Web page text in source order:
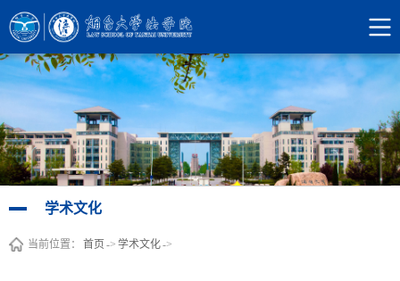
学术文化
当前位置： 首页 -> 学术文化->